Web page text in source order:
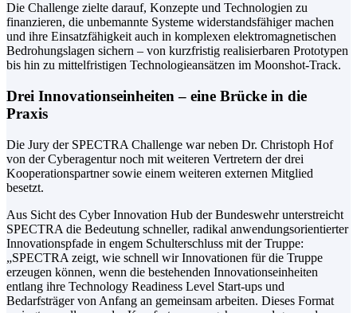
Die Challenge zielte darauf, Konzepte und Technologien zu
finanzieren, die unbemannte Systeme widerstandsfähiger machen
und ihre Einsatzfähigkeit auch in komplexen elektromagnetischen
Bedrohungslagen sichern – von kurzfristig realisierbaren Prototypen
bis hin zu mittelfristigen Technologieansätzen im Moonshot-Track.
Drei Innovationseinheiten – eine Brücke in die
Praxis
Die Jury der SPECTRA Challenge war neben Dr. Christoph Hof
von der Cyberagentur noch mit weiteren Vertretern der drei
Kooperationspartner sowie einem weiteren externen Mitglied
besetzt.
Aus Sicht des Cyber Innovation Hub der Bundeswehr unterstreicht
SPECTRA die Bedeutung schneller, radikal anwendungsorientierter
Innovationspfade in engem Schulterschluss mit der Truppe:
„SPECTRA zeigt, wie schnell wir Innovationen für die Truppe
erzeugen können, wenn die bestehenden Innovationseinheiten
entlang ihre Technology Readiness Level Start-ups und
Bedarfsträger von Anfang an gemeinsam arbeiten. Dieses Format